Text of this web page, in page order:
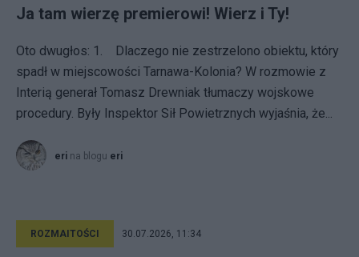
Ja tam wierzę premierowi! Wierz i Ty!
Oto dwugłos: 1. Dlaczego nie zestrzelono obiektu, który
spadł w miejscowości Tarnawa-Kolonia? W rozmowie z
Interią generał Tomasz Drewniak tłumaczy wojskowe
procedury. Były Inspektor Sił Powietrznych wyjaśnia, że...
eri na blogu eri
ROZMAITOŚCI 30.07.2026, 11:34